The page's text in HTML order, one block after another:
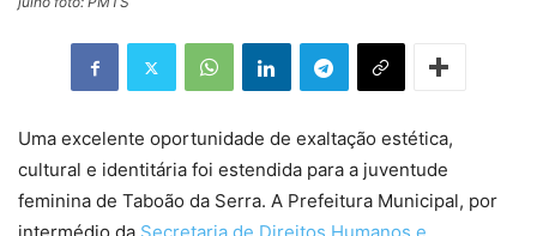
Uma excelente oportunidade de exaltação estética,
cultural e identitária foi estendida para a juventude
feminina de Taboão da Serra. A Prefeitura Municipal, por